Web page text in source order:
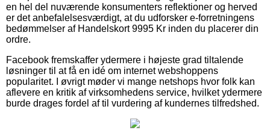
en hel del nuværende konsumenters reflektioner og herved
er det anbefalelsesværdigt, at du udforsker e-forretningens
bedømmelser af Handelskort 9995 Kr inden du placerer din
ordre.
Facebook fremskaffer ydermere i højeste grad tiltalende
løsninger til at få en idé om internet webshoppens
popularitet. I øvrigt møder vi mange netshops hvor folk kan
aflevere en kritik af virksomhedens service, hvilket ydermere
burde drages fordel af til vurdering af kundernes tilfredshed.